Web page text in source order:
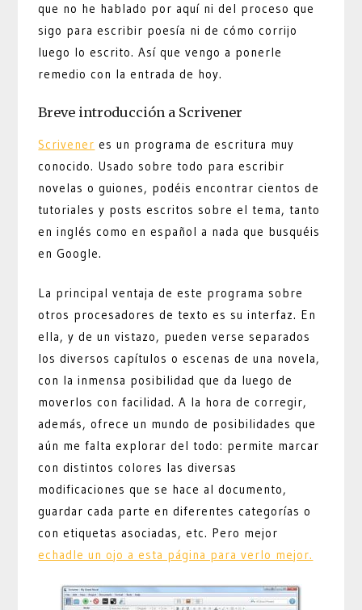
que no he hablado por aquí ni del proceso que
sigo para escribir poesía ni de cómo corrijo
luego lo escrito. Así que vengo a ponerle
remedio con la entrada de hoy.
Breve introducción a Scrivener
Scrivener es un programa de escritura muy
conocido. Usado sobre todo para escribir
novelas o guiones, podéis encontrar cientos de
tutoriales y posts escritos sobre el tema, tanto
en inglés como en español a nada que busquéis
en Google.
La principal ventaja de este programa sobre
otros procesadores de texto es su interfaz. En
ella, y de un vistazo, pueden verse separados
los diversos capítulos o escenas de una novela,
con la inmensa posibilidad que da luego de
moverlos con facilidad. A la hora de corregir,
además, ofrece un mundo de posibilidades que
aún me falta explorar del todo: permite marcar
con distintos colores las diversas
modificaciones que se hace al documento,
guardar cada parte en diferentes categorías o
con etiquetas asociadas, etc. Pero mejor
echadle un ojo a esta página para verlo mejor.